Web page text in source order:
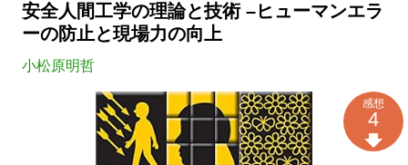
安全人間工学の理論と技術 –ヒューマンエラ
ーの防止と現場力の向上
小松原明哲
感想
4